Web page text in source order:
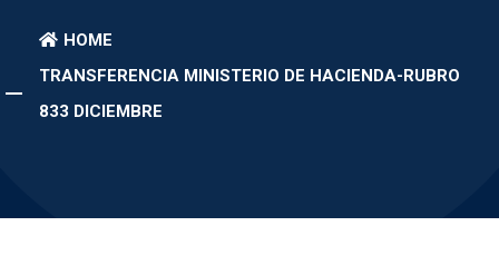
HOME
TRANSFERENCIA MINISTERIO DE HACIENDA-RUBRO
833 DICIEMBRE